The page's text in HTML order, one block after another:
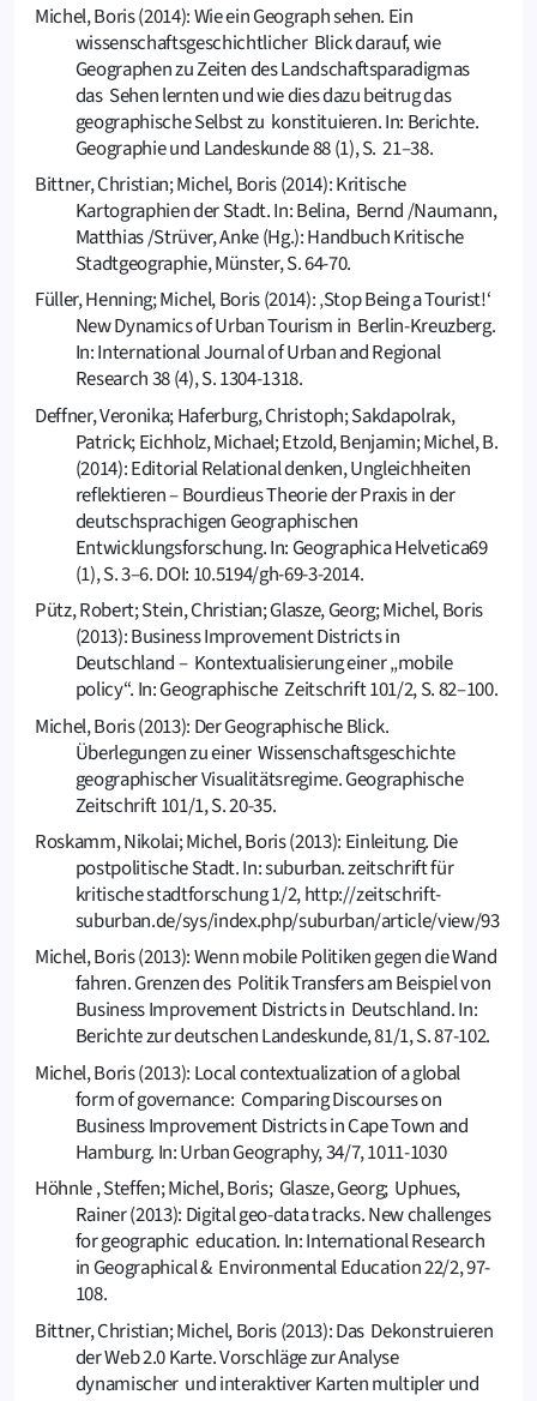
Michel, Boris (2014): Wie ein Geograph sehen. Ein
wissenschaftsgeschichtlicher Blick darauf, wie
Geographen zu Zeiten des Landschaftsparadigmas
das Sehen lernten und wie dies dazu beitrug das
geographische Selbst zu konstituieren. In: Berichte.
Geographie und Landeskunde 88 (1), S. 21–38.
Bittner, Christian; Michel, Boris (2014): Kritische
Kartographien der Stadt. In: Belina, Bernd /Naumann,
Matthias /Strüver, Anke (Hg.): Handbuch Kritische
Stadtgeographie, Münster, S. 64-70.
Füller, Henning; Michel, Boris (2014): ‚Stop Being a Tourist!‘
New Dynamics of Urban Tourism in Berlin-Kreuzberg.
In: International Journal of Urban and Regional
Research 38 (4), S. 1304-1318.
Deffner, Veronika; Haferburg, Christoph; Sakdapolrak,
Patrick; Eichholz, Michael; Etzold, Benjamin; Michel, B.
(2014): Editorial Relational denken, Ungleichheiten
reflektieren – Bourdieus Theorie der Praxis in der
deutschsprachigen Geographischen
Entwicklungsforschung. In: Geographica Helvetica69
(1), S. 3–6. DOI: 10.5194/gh-69-3-2014.
Pütz, Robert; Stein, Christian; Glasze, Georg; Michel, Boris
(2013): Business Improvement Districts in
Deutschland – Kontextualisierung einer „mobile
policy“. In: Geographische Zeitschrift 101/2, S. 82–100.
Michel, Boris (2013): Der Geographische Blick.
Überlegungen zu einer Wissenschaftsgeschichte
geographischer Visualitätsregime. Geographische
Zeitschrift 101/1, S. 20-35.
Roskamm, Nikolai; Michel, Boris (2013): Einleitung. Die
postpolitische Stadt. In: suburban. zeitschrift für
kritische stadtforschung 1/2, http://zeitschrift-
suburban.de/sys/index.php/suburban/article/view/93
Michel, Boris (2013): Wenn mobile Politiken gegen die Wand
fahren. Grenzen des Politik Transfers am Beispiel von
Business Improvement Districts in Deutschland. In:
Berichte zur deutschen Landeskunde, 81/1, S. 87-102.
Michel, Boris (2013): Local contextualization of a global
form of governance: Comparing Discourses on
Business Improvement Districts in Cape Town and
Hamburg. In: Urban Geography, 34/7, 1011-1030
Höhnle , Steffen; Michel, Boris; Glasze, Georg; Uphues,
Rainer (2013): Digital geo-data tracks. New challenges
for geographic education. In: International Research
in Geographical & Environmental Education 22/2, 97-
108.
Bittner, Christian; Michel, Boris (2013): Das Dekonstruieren
der Web 2.0 Karte. Vorschläge zur Analyse
dynamischer und interaktiver Karten multipler und